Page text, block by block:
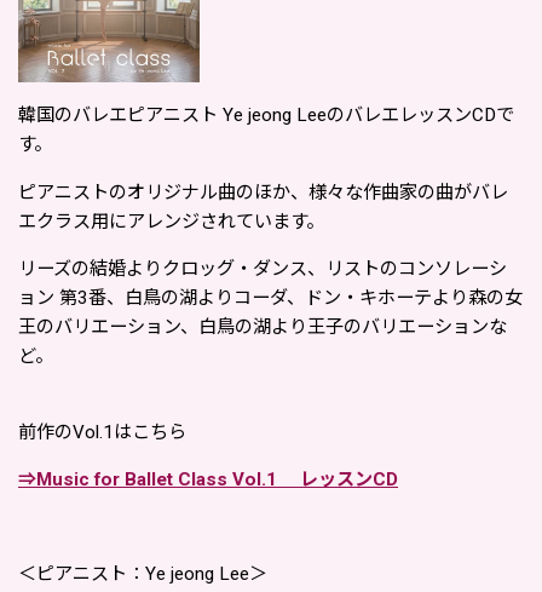
韓国のバレエピアニスト Ye jeong LeeのバレエレッスンCDで
す。
ピアニストのオリジナル曲のほか、様々な作曲家の曲がバレ
エクラス用にアレンジされています。
リーズの結婚よりクロッグ・ダンス、リストのコンソレーシ
ョン 第3番、白鳥の湖よりコーダ、ドン・キホーテより森の女
王のバリエーション、白鳥の湖より王子のバリエーションな
ど。
前作のVol.1はこちら
⇒Music for Ballet Class Vol.1 レッスンCD
＜ピアニスト：Ye jeong Lee＞